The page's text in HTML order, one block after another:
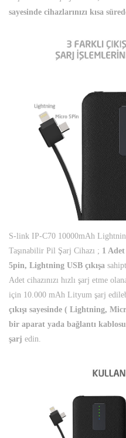
sayesinde cihazlarınızı kısa
S-link IP-C70 10000mAh
Taşınabilir Pil Şarj Cihazı ; 1
5pin, Lightning USB çıkışa
Adet cihazınızı hızlı şarj etme
için 10.000 mAh Lityum şarj
çıkışı sayesinde ( Lightning,
bir aparat yada bağlantı
şarj edin.